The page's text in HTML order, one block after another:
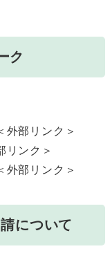
ク
外部リンク＞
リンク＞
外部リンク＞
について